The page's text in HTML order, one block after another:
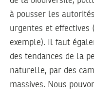
à pousser les
urgentes et effectives
exemple). Il faut
des tendances de la
naturelle, par des
massives. Nous